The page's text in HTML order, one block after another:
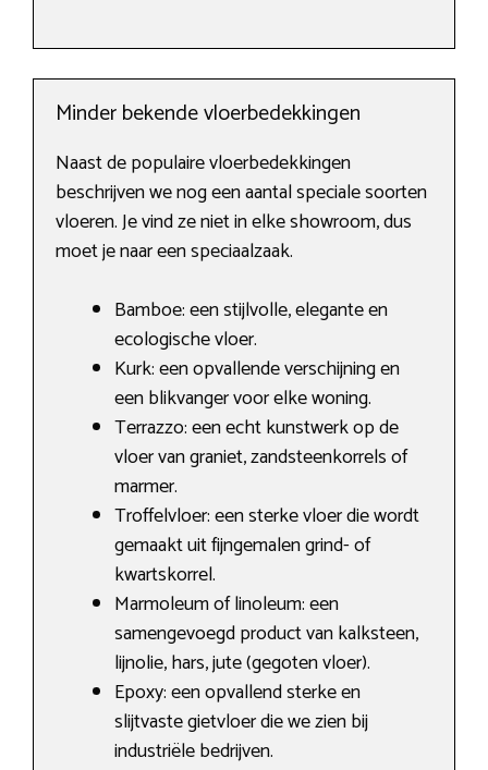
Minder bekende vloerbedekkingen
Naast de populaire vloerbedekkingen
beschrijven we nog een aantal speciale soorten
vloeren. Je vind ze niet in elke showroom, dus
moet je naar een speciaalzaak.
Bamboe: een stijlvolle, elegante en
ecologische vloer.
Kurk: een opvallende verschijning en
een blikvanger voor elke woning.
Terrazzo: een echt kunstwerk op de
vloer van graniet, zandsteenkorrels of
marmer.
Troffelvloer: een sterke vloer die wordt
gemaakt uit fijngemalen grind- of
kwartskorrel.
Marmoleum of linoleum: een
samengevoegd product van kalksteen,
lijnolie, hars, jute (gegoten vloer).
Epoxy: een opvallend sterke en
slijtvaste gietvloer die we zien bij
industriële bedrijven.